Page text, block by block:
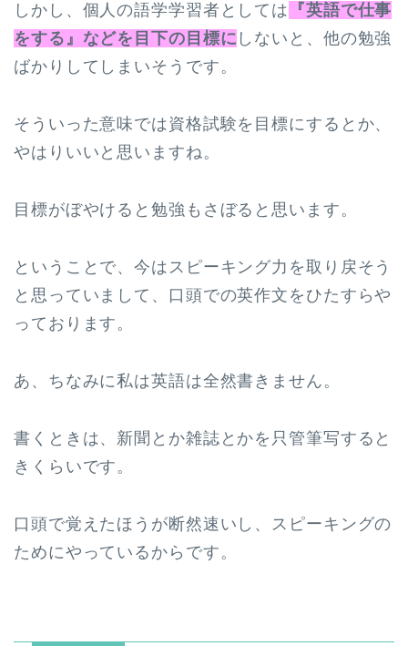
しかし、個人の語学学習者としては
『英語で仕事
をする』などを目下の目標に しないと、他の勉強
ばかりしてしまいそうです。
そういった意味では資格試験を目標にするとか、
やはりいいと思いますね。
目標がぼやけると勉強もさぼると思います。
ということで、今はスピーキング力を取り戻そう
と思っていまして、口頭での英作文をひたすらや
っております。
あ、ちなみに私は英語は全然書きません。
書くときは、新聞とか雑誌とかを只管筆写すると
きくらいです。
口頭で覚えたほうが断然速いし、スピーキングの
ためにやっているからです。